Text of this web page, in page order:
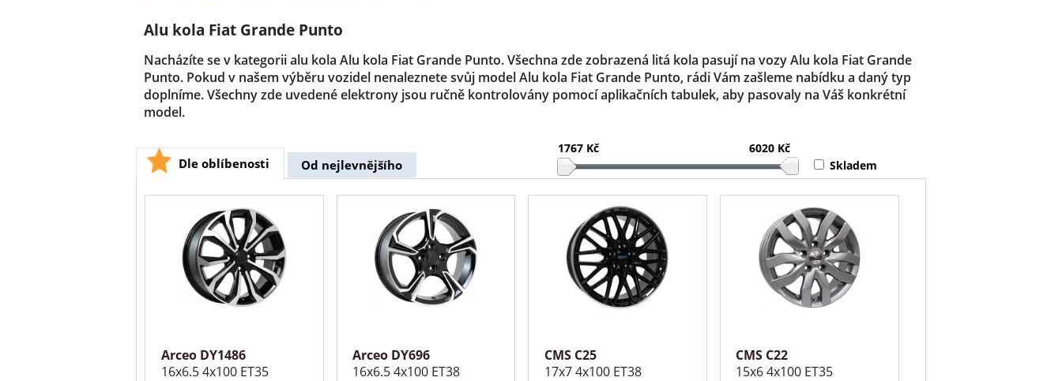
Alu kola Fiat Grande Punto
Nacházíte se v kategorii alu kola Alu kola Fiat Grande Punto. Všechna zde zobrazená litá kola pasují na vozy Alu kola Fiat Grande
Punto. Pokud v našem výběru vozidel nenaleznete svůj model Alu kola Fiat Grande Punto, rádi Vám zašleme nabídku a daný typ
doplníme. Všechny zde uvedené elektrony jsou ručně kontrolovány pomocí aplikačních tabulek, aby pasovaly na Váš konkrétní
model.
Dle oblíbenosti Od nejlevnějšího
1767 Kč
6020 Kč
Skladem
Arceo DY1486
16x6.5 4x100 ET35
Arceo DY696
16x6.5 4x100 ET38
CMS C25
17x7 4x100 ET38
CMS C22
15x6 4x100 ET35